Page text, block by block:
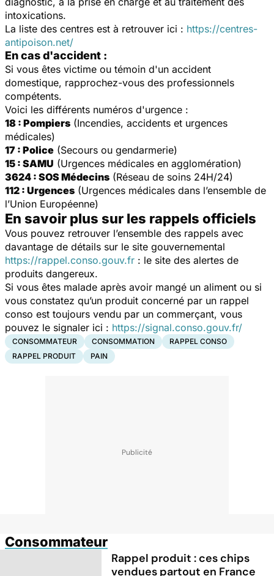
intoxications.
La liste des centres est à retrouver ici : https://centres-
antipoison.net/
En cas d'accident :
Si vous êtes victime ou témoin d'un accident
domestique, rapprochez-vous des professionnels
compétents.
Voici les différents numéros d'urgence :
18 : Pompiers (Incendies, accidents et urgences
médicales)
17 : Police (Secours ou gendarmerie)
15 : SAMU (Urgences médicales en agglomération)
3624 : SOS Médecins (Réseau de soins 24H/24)
112 : Urgences (Urgences médicales dans l’ensemble de
l’Union Européenne)
En savoir plus sur les rappels officiels
Vous pouvez retrouver l’ensemble des rappels avec
davantage de détails sur le site gouvernemental
https://rappel.conso.gouv.fr : le site des alertes de
produits dangereux.
Si vous êtes malade après avoir mangé un aliment ou si
vous constatez qu’un produit concerné par un rappel
conso est toujours vendu par un commerçant, vous
pouvez le signaler ici : https://signal.conso.gouv.fr/
CONSOMMATEUR CONSOMMATION
RAPPEL CONSO
RAPPEL PRODUIT
PAIN
Consommateur
Rappel produit : ces chips
vendues partout en France